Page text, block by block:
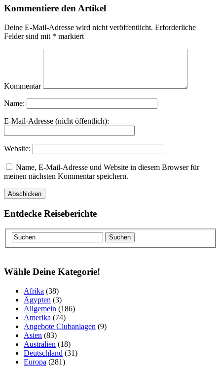
Kommentiere den Artikel
Deine E-Mail-Adresse wird nicht veröffentlicht. Erforderliche
Felder sind mit * markiert
Kommentar
Name:
E-Mail-Adresse (nicht öffentlich):
Website:
Name, E-Mail-Adresse und Website in diesem Browser für
meinen nächsten Kommentar speichern.
Entdecke Reiseberichte
Wähle Deine Kategorie!
Afrika (38)
Ägypten (3)
Allgemein (186)
Amerika (74)
Angebote Clubanlagen (9)
Asien (83)
Australien (18)
Deutschland (31)
Europa (281)